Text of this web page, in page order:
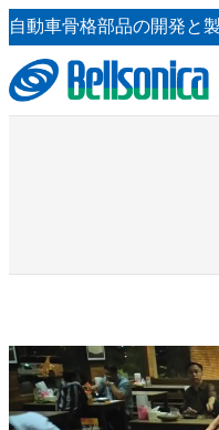
内
容
を
ス
キ
自動車骨格部品の開発と